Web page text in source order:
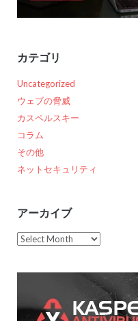
カテゴリ
Uncategorized
ウェブの脅威
カスペルスキー
コラム
その他
ネットセキュリティ
アーカイブ
ア
カ
ブ